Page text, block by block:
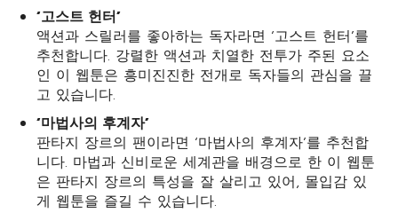
‘고스트 헌터’
액션과 스릴러를 좋아하는 독자라면 ‘고스트 헌터’를
추천합니다. 강렬한 액션과 치열한 전투가 주된 요소
인 이 웹툰은 흥미진진한 전개로 독자들의 관심을 끌
고 있습니다.
‘마법사의 후계자’
판타지 장르의 팬이라면 ‘마법사의 후계자’를 추천합
니다. 마법과 신비로운 세계관을 배경으로 한 이 웹툰
은 판타지 장르의 특성을 잘 살리고 있어, 몰입감 있
게 웹툰을 즐길 수 있습니다.